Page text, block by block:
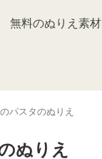
無料のぬりえ素材
パスタのぬりえ
ぬりえ